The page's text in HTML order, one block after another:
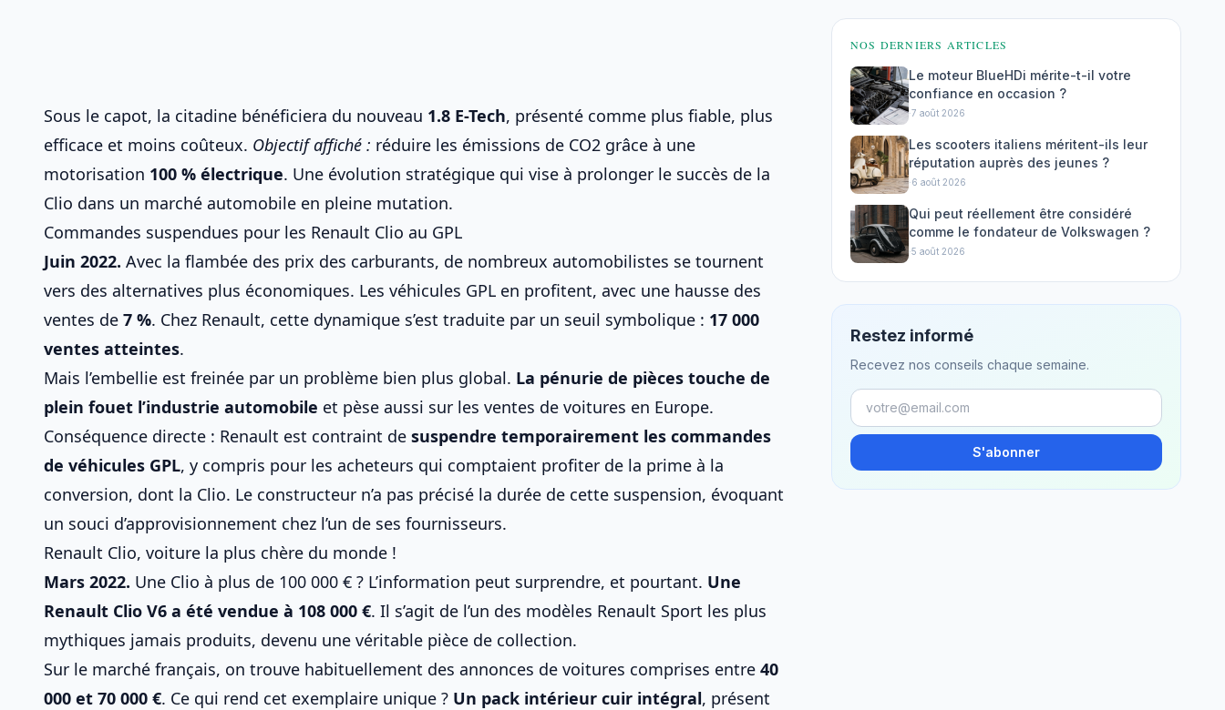
Sous le capot, la citadine bénéficiera du nouveau 1.8 E-Tech, présenté comme plus fiable, plus
efficace et moins coûteux. Objectif affiché : réduire les émissions de CO2 grâce à une
motorisation 100 % électrique. Une évolution stratégique qui vise à prolonger le succès de la
Clio dans un marché automobile en pleine mutation.
Commandes suspendues pour les Renault Clio au GPL
Juin 2022. Avec la flambée des prix des carburants, de nombreux automobilistes se tournent
vers des alternatives plus économiques. Les véhicules GPL en profitent, avec une hausse des
ventes de 7 %. Chez Renault, cette dynamique s’est traduite par un seuil symbolique : 17 000
ventes atteintes.
Mais l’embellie est freinée par un problème bien plus global. La pénurie de pièces touche de
plein fouet l’industrie automobile et pèse aussi sur les ventes de voitures en Europe.
Conséquence directe : Renault est contraint de suspendre temporairement les commandes
de véhicules GPL, y compris pour les acheteurs qui comptaient profiter de la prime à la
conversion, dont la Clio. Le constructeur n’a pas précisé la durée de cette suspension, évoquant
un souci d’approvisionnement chez l’un de ses fournisseurs.
Renault Clio, voiture la plus chère du monde !
Mars 2022. Une Clio à plus de 100 000 € ? L’information peut surprendre, et pourtant. Une
Renault Clio V6 a été vendue à 108 000 €. Il s’agit de l’un des modèles Renault Sport les plus
mythiques jamais produits, devenu une véritable pièce de collection.
Sur le marché français, on trouve habituellement des annonces de voitures comprises entre 40
000 et 70 000 €. Ce qui rend cet exemplaire unique ? Un pack intérieur cuir intégral, présent
NOS DERNIERS ARTICLES
Le moteur BlueHDi mérite-t-il votre
confiance en occasion ?
·7 août 2026
Les scooters italiens méritent-ils leur
réputation auprès des jeunes ?
·6 août 2026
Qui peut réellement être considéré
comme le fondateur de Volkswagen ?
·5 août 2026
Restez informé
Recevez nos conseils chaque semaine.
S'abonner